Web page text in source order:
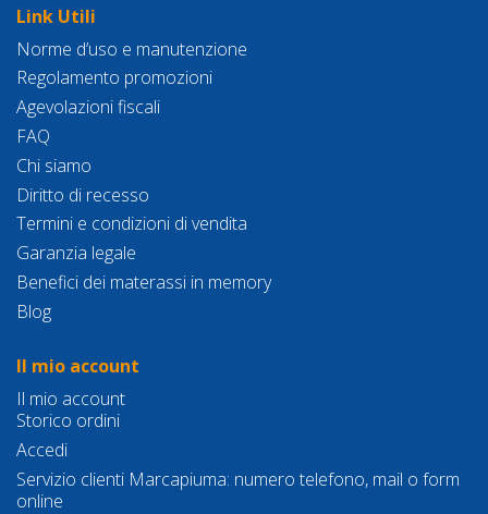
Link Utili
Norme d’uso e manutenzione
Regolamento promozioni
Agevolazioni fiscali
FAQ
Chi siamo
Diritto di recesso
Termini e condizioni di vendita
Garanzia legale
Benefici dei materassi in memory
Blog
Il mio account
Il mio account
Storico ordini
Accedi
Servizio clienti Marcapiuma: numero telefono, mail o form
online